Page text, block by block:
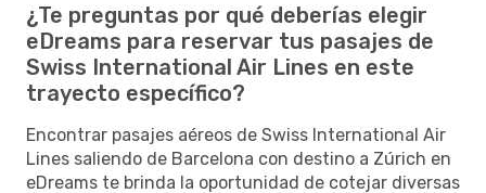
¿Te preguntas por qué deberías elegir
eDreams para reservar tus pasajes de
Swiss International Air Lines en este
trayecto específico?
Encontrar pasajes aéreos de Swiss International Air
Lines saliendo de Barcelona con destino a Zúrich en
eDreams te brinda la oportunidad de cotejar diversas